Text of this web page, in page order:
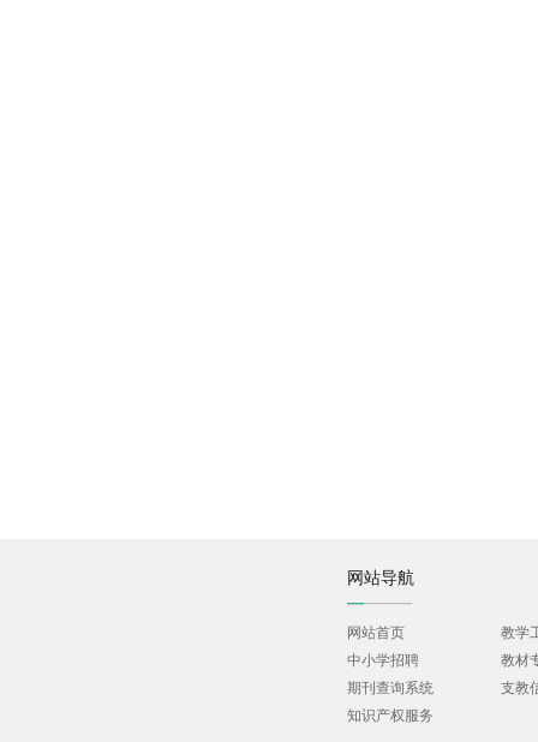
网站导航
网站首页
中小学招聘
期刊查询系统
知识产权服务
教学
教材
支教